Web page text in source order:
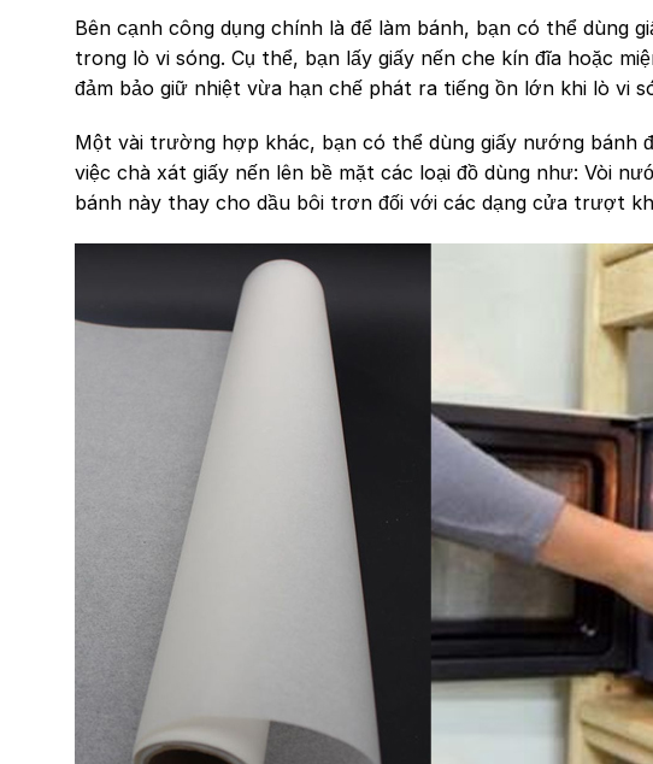
Bên cạnh công dụng chính là để làm bánh, bạn có thể dùng
trong lò vi sóng. Cụ thể, bạn lấy giấy nến che kín đĩa hoặc
đảm bảo giữ nhiệt vừa hạn chế phát ra tiếng ồn lớn khi lò vi
Một vài trường hợp khác, bạn có thể dùng giấy nướng bánh
việc chà xát giấy nến lên bề mặt các loại đồ dùng như: Vòi
bánh này thay cho dầu bôi trơn đối với các dạng cửa trượt